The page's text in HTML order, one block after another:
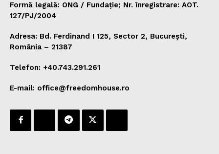
Formă legală: ONG / Fundație; Nr. înregistrare: AOT.
127/PJ/2004
Adresa: Bd. Ferdinand I 125, Sector 2, București,
România – 21387
Telefon: +40.743.291.261
E-mail: office@freedomhouse.ro